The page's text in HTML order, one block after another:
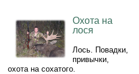
Охота на
лося
Лось. Повадки,
привычки,
охота на сохатого.